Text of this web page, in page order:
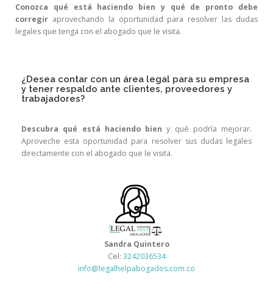
Conozca qué está haciendo bien y qué de pronto debe
corregir aprovechando la oportunidad para resolver las dudas
legales que tenga con el abogado que le visita.
¿Desea contar con un área legal para su empresa
y tener respaldo ante clientes, proveedores y
trabajadores?
Descubra qué está haciendo bien y qué podría mejorar.
Aproveche esta oportunidad para resolver sus dudas legales
directamente con el abogado que le visita.
Sandra Quintero
Cel: 3242036534
info@legalhelpabogados.com.co